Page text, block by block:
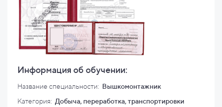
Информация об обучении:
Название специальности: Вышкомонтажник
Категория: Добыча, переработка, транспортировки